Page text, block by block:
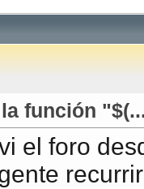
función
el foro